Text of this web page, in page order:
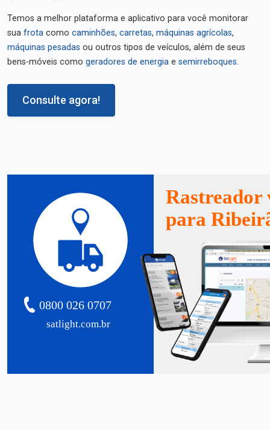
Temos a melhor plataforma e aplicativo para você monitorar
sua frota como caminhões, carretas, máquinas agrícolas,
máquinas pesadas ou outros tipos de veículos, além de seus
bens-móveis como geradores de energia e semirreboques.
Consulte agora!
satlight.com.br
0800 026 0707
Rastreador
para